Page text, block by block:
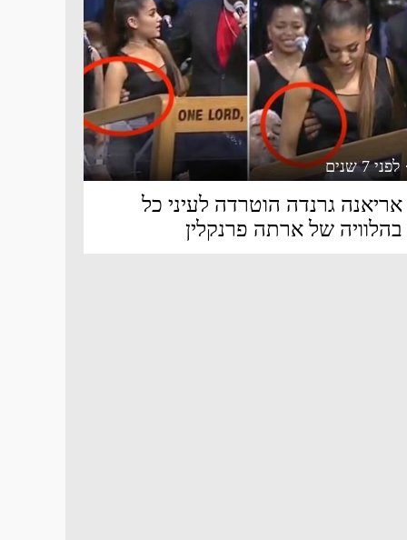
7 שנים
אריאנה גרנדה הוטרדה לעיני כל
בהלוויה של ארתה פרנקלין